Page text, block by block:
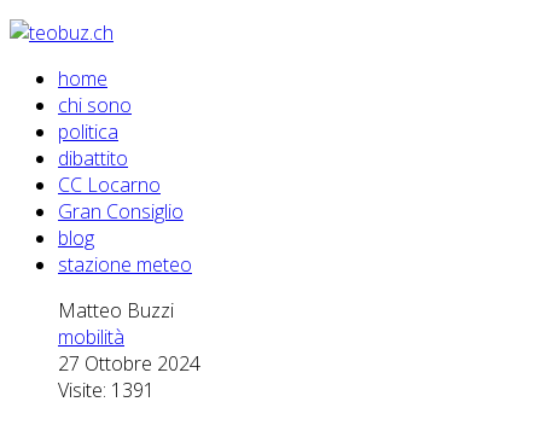
home
chi sono
politica
dibattito
CC Locarno
Gran Consiglio
blog
stazione meteo
Matteo Buzzi
mobilità
27 Ottobre 2024
Visite: 1391